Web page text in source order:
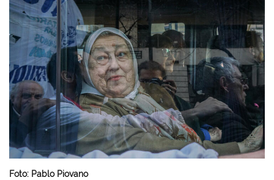
m
a
e
Foto: Pablo Piovano